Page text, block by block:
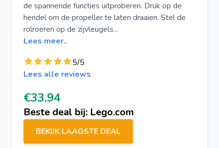
de spannende functies uitproberen. Druk op de
hendel om de propeller te laten draaien. Stel de
rolroeren op de zijvleugels...
Lees meer..
5/5
Lees alle reviews
€33.94
Beste deal bij: Lego.com
BEKIJK LAAGSTE DEAL